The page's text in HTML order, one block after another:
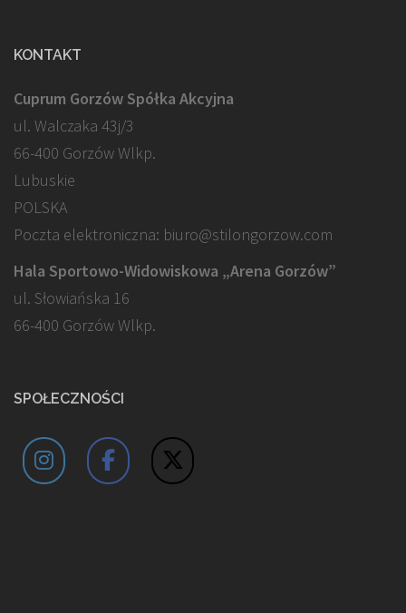
KONTAKT
Cuprum Gorzów Spółka Akcyjna
ul. Walczaka 43j/3
66-400 Gorzów Wlkp.
Lubuskie
POLSKA
Poczta elektroniczna: biuro@stilongorzow.com
Hala Sportowo-Widowiskowa „Arena Gorzów”
ul. Słowiańska 16
66-400 Gorzów Wlkp.
SPOŁECZNOŚCI